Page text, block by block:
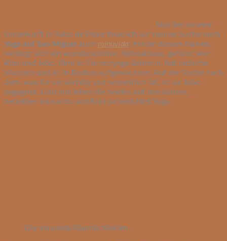
Nah bei unserer
Unterkunft in Rabo de Peixe finde ich auf meiner Suche nach
Yoga auf Sao Miguel
auch minuvida. Hinter diesem Namen
verbirgt sich ein wunderschönes Retreathaus, geführt von
Rimi und João. Rimi ist Forrestyoga-Lehrerin, hat indische
Wurzeln und ist in Boston aufgewachsen. Auf der Suche nach
dem, was für sie wichtig und wesentlich ist, ist sie João
begegnet. Und nun leben die beiden auf den Azoren,
betreiben minuvida und Rimi unterrichtet Yoga.
Die minuvida Räumlichkeiten